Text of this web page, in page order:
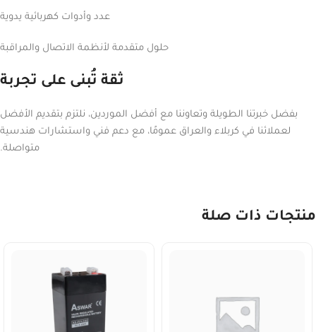
عدد وأدوات كهربائية يدوية
حلول متقدمة لأنظمة الاتصال والمراقبة
ثقة تُبنى على تجربة
بفضل خبرتنا الطويلة وتعاوننا مع أفضل الموردين، نلتزم بتقديم الأفضل
لعملائنا في كربلاء والعراق عمومًا، مع دعم فني واستشارات هندسية
متواصلة.
منتجات ذات صلة